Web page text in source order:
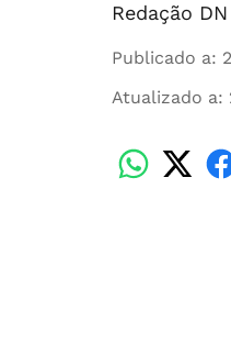
Redação DN
Publicado a:
Atualizado a: